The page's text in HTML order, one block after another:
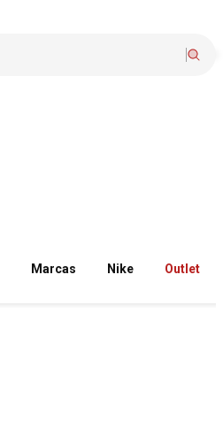
Marcas Nike Outlet